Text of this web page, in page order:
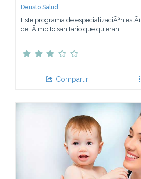
Deusto Salud
Este programa de especializaciÃ³n
del Ã¡mbito sanitario que quieran...
Compartir